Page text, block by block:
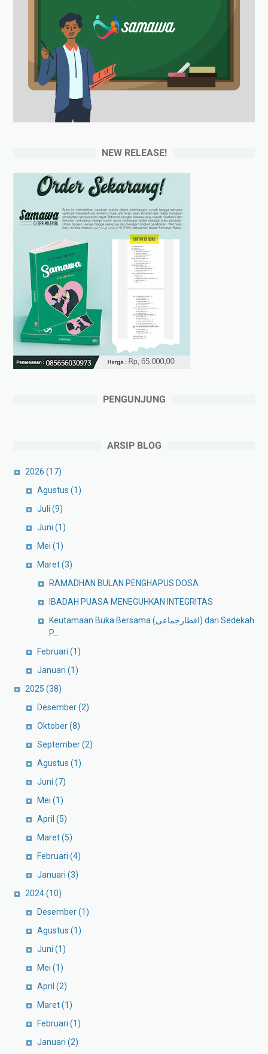
NEW RELEASE!
PENGUNJUNG
ARSIP BLOG
2026 (17)
Agustus (1)
Juli (9)
Juni (1)
Mei (1)
Maret(3)
RAMADHAN BULAN PENGHAPUS DOSA
IBADAH PUASA MENEGUHKAN INTEGRITAS
Keutamaan Buka Bersama (افطارجماعى) dari Sedekah
P...
Februari (1)
Januari (1)
2025 (38)
Desember(2)
Oktober(8)
September(2)
Agustus (1)
Juni (7)
Mei (1)
April (5)
Maret(5)
Februari (4)
Januari (3)
2024(10)
Desember(1)
Agustus (1)
Juni (1)
Mei (1)
April (2)
Maret(1)
Februari (1)
Januari (2)